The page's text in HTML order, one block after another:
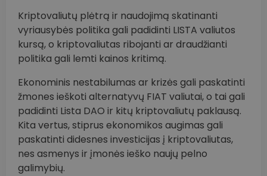
Kriptovaliutų plėtrą ir naudojimą skatinanti
vyriausybės politika gali padidinti LISTA valiutos
kursą, o kriptovaliutas ribojanti ar draudžianti
politika gali lemti kainos kritimą.
Ekonominis nestabilumas ar krizės gali paskatinti
žmones ieškoti alternatyvų FIAT valiutai, o tai gali
padidinti Lista DAO ir kitų kriptovaliutų paklausą.
Kita vertus, stiprus ekonomikos augimas gali
paskatinti didesnes investicijas į kriptovaliutas,
nes asmenys ir įmonės ieško naujų pelno
galimybių.